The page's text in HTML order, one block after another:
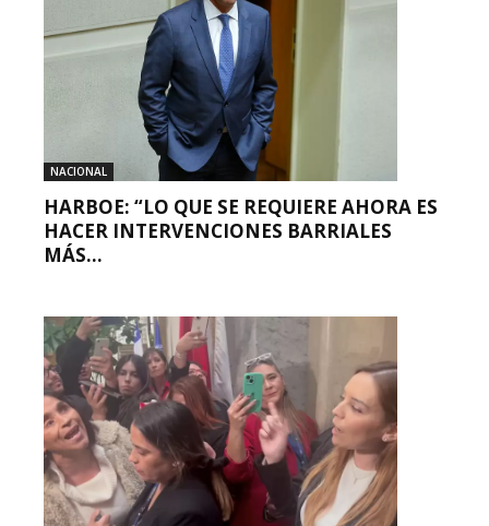
NACIONAL
HARBOE: “LO QUE SE REQUIERE AHORA ES
HACER INTERVENCIONES BARRIALES
MÁS...